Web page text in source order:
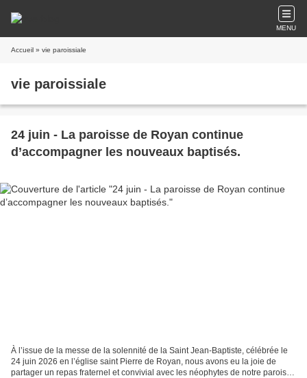
MENU
Accueil » vie paroissiale
vie paroissiale
24 juin - La paroisse de Royan continue
d’accompagner les nouveaux baptisés.
À l’issue de la messe de la solennité de la Saint Jean-Baptiste, célébrée le
24 juin 2026 en l’église saint Pierre de Royan, nous avons eu la joie de
partager un repas fraternel et convivial avec les néophytes de notre paroisse